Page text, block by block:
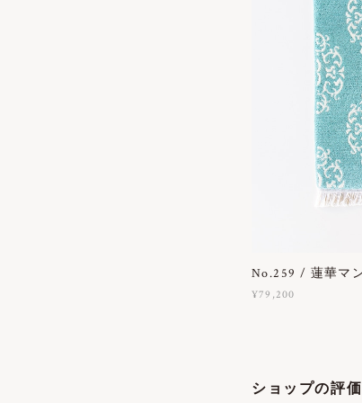
No.259 / 蓮華マ
¥79,200
ショップの評価